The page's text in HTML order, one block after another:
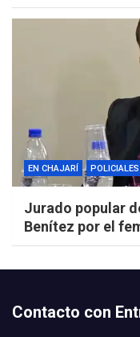
EN CHAJARÍ POLICIALES
Jurado popular
Benítez por el
Contacto con